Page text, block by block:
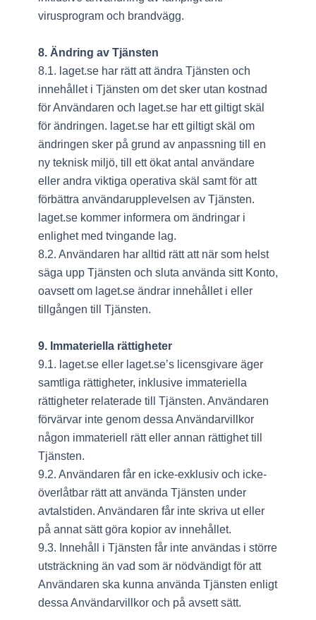
virusprogram och brandvägg.
8. Ändring av Tjänsten
8.1. laget.se har rätt att ändra Tjänsten och
innehållet i Tjänsten om det sker utan kostnad
för Användaren och laget.se har ett giltigt skäl
för ändringen. laget.se har ett giltigt skäl om
ändringen sker på grund av anpassning till en
ny teknisk miljö, till ett ökat antal användare
eller andra viktiga operativa skäl samt för att
förbättra användarupplevelsen av Tjänsten.
laget.se kommer informera om ändringar i
enlighet med tvingande lag.
8.2. Användaren har alltid rätt att när som helst
säga upp Tjänsten och sluta använda sitt Konto,
oavsett om laget.se ändrar innehållet i eller
tillgången till Tjänsten.
9. Immateriella rättigheter
9.1. laget.se eller laget.se’s licensgivare äger
samtliga rättigheter, inklusive immateriella
rättigheter relaterade till Tjänsten. Användaren
förvärvar inte genom dessa Användarvillkor
någon immateriell rätt eller annan rättighet till
Tjänsten.
9.2. Användaren får en icke-exklusiv och icke-
överlåtbar rätt att använda Tjänsten under
avtalstiden. Användaren får inte skriva ut eller
på annat sätt göra kopior av innehållet.
9.3. Innehåll i Tjänsten får inte användas i större
utsträckning än vad som är nödvändigt för att
Användaren ska kunna använda Tjänsten enligt
dessa Användarvillkor och på avsett sätt.